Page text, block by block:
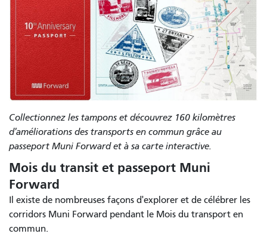
Collectionnez les tampons et découvrez 160 kilomètres
d'améliorations des transports en commun grâce au
passeport Muni Forward et à sa carte interactive.
Mois du transit et passeport Muni
Forward
Il existe de nombreuses façons d'explorer et de célébrer les
corridors Muni Forward pendant le Mois du transport en
commun.